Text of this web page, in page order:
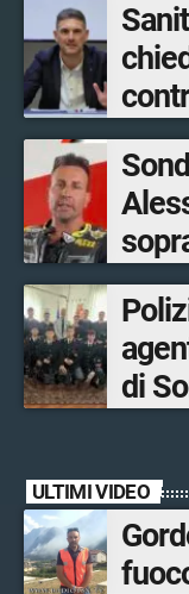
di
ULTIMI VIDEO